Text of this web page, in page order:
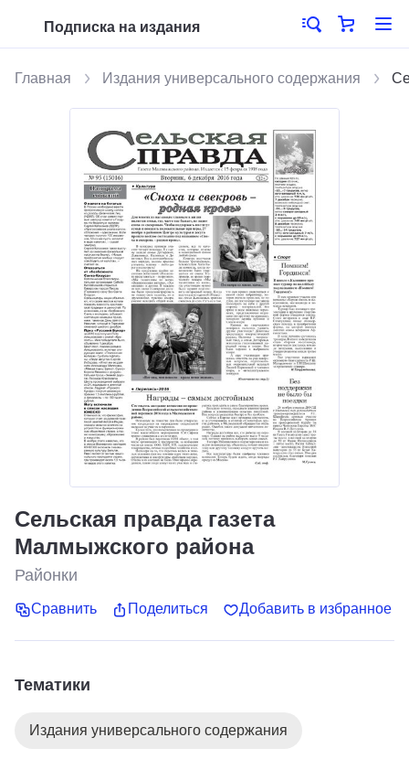
Подписка на издания
Главная Издания универсального содержания
Сельская правда газета
Малмыжского района
Районки
Сравнить Поделиться Добавить в избранное
Тематики
Издания универсального содержания